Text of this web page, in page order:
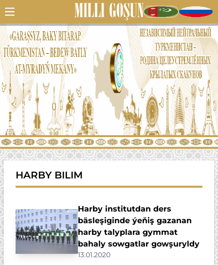
HARBY BILIM
Harby institutdan ders
bäsleşiginde ýeňiş gazanan
harby talyplara gymmat
bahaly sowgatlar gowşuryldy
13.01.2020